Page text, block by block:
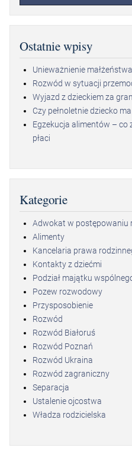
Ostatnie wpisy
Unieważnienie
Rozwód w sytuacji
Wyjazd z dzieckiem za
Czy pełnoletnie dziecko
Egzekucja alimentów – co
płaci
Kategorie
Adwokat w postępowaniu
Alimenty
Kancelaria prawa
Kontakty z dziećmi
Podział majątku
Pozew rozwodowy
Przysposobienie
Rozwód
Rozwód Białoruś
Rozwód Poznań
Rozwód Ukraina
Rozwód zagraniczny
Separacja
Ustalenie ojcostwa
Władza rodzicielska